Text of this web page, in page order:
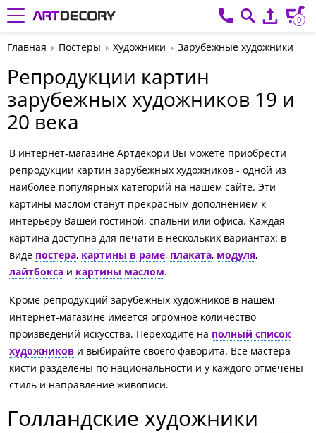
0
Главная Постеры Художники Зарубежные художники
Репродукции картин
зарубежных художников 19 и
20 века
В интернет-магазине Артдекори Вы можете приобрести
репродукции картин зарубежных художников - одной из
наиболее популярных категорий на нашем сайте. Эти
картины маслом станут прекрасным дополнением к
интерьеру Вашей гостиной, спальни или офиса. Каждая
картина доступна для печати в нескольких вариантах: в
виде постера, картины в раме, плаката, модуля,
лайтбокса и картины маслом.
Кроме репродукций зарубежных художников в нашем
интернет-магазине имеется огромное количество
произведений искусства. Переходите на полный список
художников и выбирайте своего фаворита. Все мастера
кисти разделены по национальности и у каждого отмечены
стиль и направление живописи.
Голландские художники